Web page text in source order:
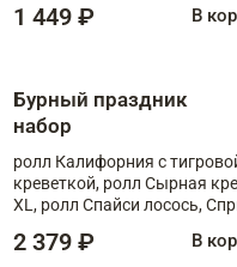
1 449 ₽ В
Бурный праздник
набор
ролл Калифорния с
креветкой, ролл Сырная
XL, ролл Спайси лосось,
Медовая креветка
2 379 ₽ В